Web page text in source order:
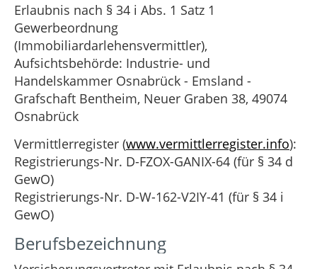
Erlaubnis nach § 34 i Abs. 1 Satz 1
Gewerbeordnung
(Immobiliardarlehensvermittler),
Aufsichtsbehörde: Industrie- und
Handelskammer Osnabrück - Emsland -
Grafschaft Bentheim, Neuer Graben 38, 49074
Osnabrück
Vermittlerregister (www.vermittlerregister.info):
Registrierungs-Nr. D-FZOX-GANIX-64 (für § 34 d
GewO)
Registrierungs-Nr. D-W-162-V2IY-41 (für § 34 i
GewO)
Berufsbezeichnung